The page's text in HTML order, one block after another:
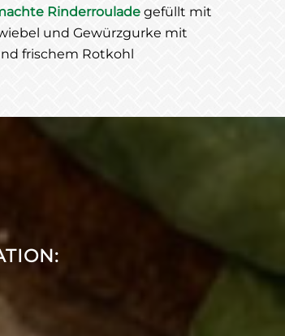
Rinderroulade gefüllt mit
und Gewürzgurke mit
frischem Rotkohl